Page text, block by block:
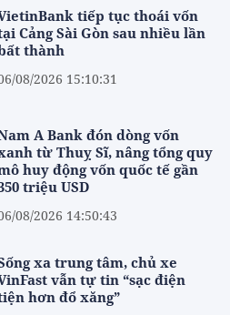
tiếp tục thoái vốn
Cảng Sài Gòn sau nhiều lần
thành
08/2026 15:10:31
A Bank đón dòng vốn
từ Thuỵ Sĩ, nâng tổng quy
huy động vốn quốc tế gần
triệu USD
08/2026 14:50:43
xa trung tâm, chủ xe
vẫn tự tin “sạc điện
hơn đổ xăng”